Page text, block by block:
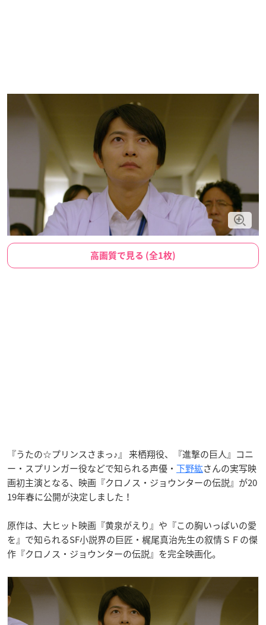
高画質で見る (全1枚)
『うたの☆プリンスさまっ♪』 来栖翔役、『進撃の巨人』コニ
ー・スプリンガー役などで知られる声優・ 下野紘さんの実写映
画初主演となる、映画『クロノス・ジョウンターの伝説』が20
19年春に公開が決定しました！
原作は、大ヒット映画『黄泉がえり』や『この胸いっぱいの愛
を』で知られるSF小説界の巨匠・梶尾真治先生の叙情ＳＦの傑
作『クロノス・ジョウンターの伝説』を完全映画化。